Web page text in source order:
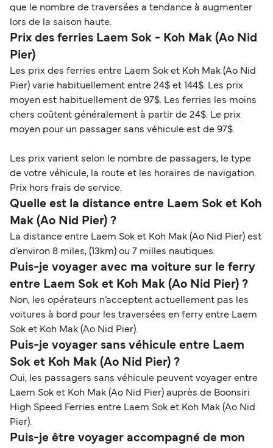
que le nombre de traversées a tendance à augmenter
lors de la saison haute.
Prix des ferries Laem Sok - Koh Mak (Ao Nid
Pier)
Les prix des ferries entre Laem Sok et Koh Mak (Ao Nid
Pier) varie habituellement entre 24$ et 144$. Les prix
moyen est habituellement de 97$. Les ferries les moins
chers coûtent généralement à partir de 24$. Le prix
moyen pour un passager sans véhicule est de 97$.
Les prix varient selon le nombre de passagers, le type
de votre véhicule, la route et les horaires de navigation.
Prix hors frais de service.
Quelle est la distance entre Laem Sok et Koh
Mak (Ao Nid Pier) ?
La distance entre Laem Sok et Koh Mak (Ao Nid Pier) est
d’environ 8 miles, (13km) ou 7 milles nautiques.
Puis-je voyager avec ma voiture sur le ferry
entre Laem Sok et Koh Mak (Ao Nid Pier) ?
Non, les opérateurs n’acceptent actuellement pas les
voitures à bord pour les traversées en ferry entre Laem
Sok et Koh Mak (Ao Nid Pier).
Puis-je voyager sans véhicule entre Laem
Sok et Koh Mak (Ao Nid Pier) ?
Oui, les passagers sans véhicule peuvent voyager entre
Laem Sok et Koh Mak (Ao Nid Pier) auprès de Boonsiri
High Speed Ferries entre Laem Sok et Koh Mak (Ao Nid
Pier).
Puis-je être voyager accompagné de mon